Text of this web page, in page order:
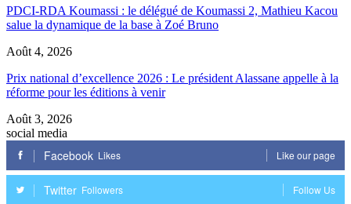
PDCI-RDA Koumassi : le délégué de Koumassi 2, Mathieu Kacou
salue la dynamique de la base à Zoé Bruno
Août 4, 2026
Prix national d’excellence 2026 : Le président Alassane appelle à la
réforme pour les éditions à venir
Août 3, 2026
social media
Facebook Likes Like our page
Twitter Followers Follow Us